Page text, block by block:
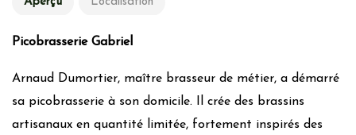
Picobrasserie Gabriel
Arnaud Dumortier, maître brasseur de métier, a démarré
sa picobrasserie à son domicile. Il crée des brassins
artisanaux en quantité limitée, fortement inspirés des